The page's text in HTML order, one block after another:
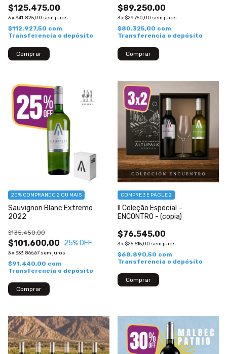
$125.475,00
3x $41.825,00 sem juros
$112.927,50 com
Transferencia o depósito
$89.250,00
3x $29.750,00 sem juros
$80.325,00 com
Transferencia o depósito
Sauvignon Blanc Extremo
2022
$101.600,00
$135.450,00
25% OFF
3x $33.866,67 sem juros
20% COMPRANDO 2 OU MAIS
$91.440,00 com
Transferencia o depósito
II Coleção Especial –
ENCONTRO - (copia)
$76.545,00
3x $25.515,00 sem juros
COMPRE 3 E PAGUE 2
$68.890,50 com
Transferencia o depósito